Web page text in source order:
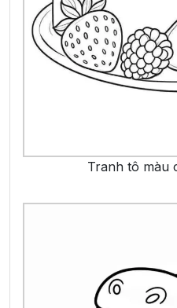
Tranh tô màu